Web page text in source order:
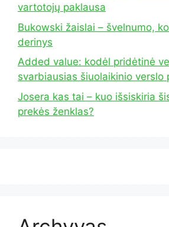
vartotojų paklausa
Bukowski žaislai – švelnumo,
derinys
Added value: kodėl pridėtinė
svarbiausias šiuolaikinio verslo
Josera kas tai – kuo išsiskiria
prekės ženklas?